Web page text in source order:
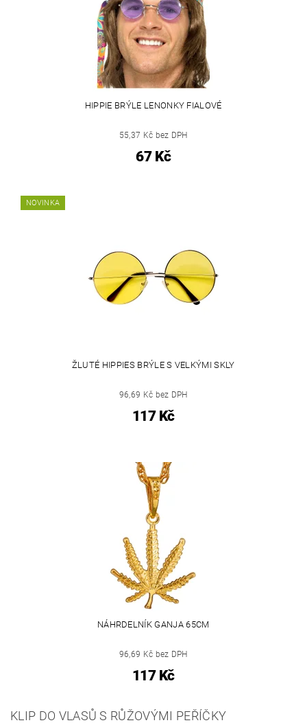
HIPPIE BRÝLE LENONKY FIALOVÉ
55,37 Kč bez DPH
67 Kč
NOVINKA
ŽLUTÉ HIPPIES BRÝLE S VELKÝMI SKLY
96,69 Kč bez DPH
117 Kč
NÁHRDELNÍK GANJA 65CM
96,69 Kč bez DPH
117 Kč
KLIP DO VLASŮ S RŮŽOVÝMI PEŘÍČKY